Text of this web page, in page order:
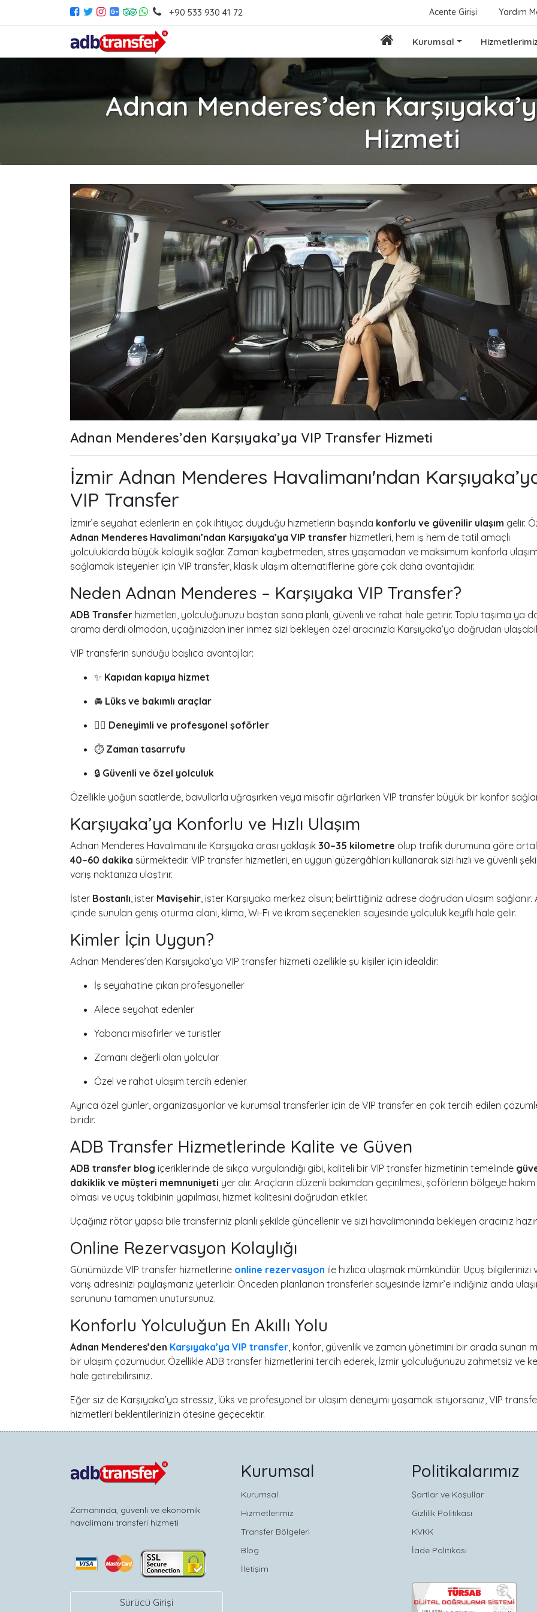
+90 533 930 41 72 Acente Girişi Yardım
Kurumsal
Adnan Menderes’den
Hizmeti
Adnan Menderes’den Karşıyaka’ya VIP Transfer Hizmeti
İzmir Adnan Menderes Havalimanı'ndan
VIP Transfer
İzmir’e seyahat edenlerin en çok ihtiyaç duyduğu hizmetlerin başında konforlu ve güvenilir ulaşım gelir.
Adnan Menderes Havalimanı’ndan Karşıyaka’ya VIP transfer hizmetleri, hem iş hem de tatil amaçlı
yolculuklarda büyük kolaylık sağlar. Zaman kaybetmeden, stres yaşamadan ve maksimum konforla ulaşım
sağlamak isteyenler için VIP transfer, klasik ulaşım alternatiflerine göre çok daha avantajlıdır.
Neden Adnan Menderes – Karşıyaka VIP Transfer?
ADB Transfer hizmetleri, yolculuğunuzu baştan sona planlı, güvenli ve rahat hale getirir. Toplu taşıma ya
arama derdi olmadan, uçağınızdan iner inmez sizi bekleyen özel aracınızla Karşıyaka’ya doğrudan
VIP transferin sunduğu başlıca avantajlar:
✨ Kapıdan kapıya hizmet
🚘 Lüks ve bakımlı araçlar
👨‍✈️ Deneyimli ve profesyonel şoförler
⏱ Zaman tasarrufu
🔒 Güvenli ve özel yolculuk
Özellikle yoğun saatlerde, bavullarla uğraşırken veya misafir ağırlarken VIP transfer büyük bir konfor
Karşıyaka’ya Konforlu ve Hızlı Ulaşım
Adnan Menderes Havalimanı ile Karşıyaka arası yaklaşık 30–35 kilometre olup trafik durumuna göre
40–60 dakika sürmektedir. VIP transfer hizmetleri, en uygun güzergâhları kullanarak sizi hızlı ve güvenli
varış noktanıza ulaştırır.
İster Bostanlı , ister Mavişehir , ister Karşıyaka merkez olsun; belirttiğiniz adrese doğrudan ulaşım sağlanır.
içinde sunulan geniş oturma alanı, klima, Wi-Fi ve ikram seçenekleri sayesinde yolculuk keyifli hale gelir.
Kimler İçin Uygun?
Adnan Menderes’den Karşıyaka’ya VIP transfer hizmeti özellikle şu kişiler için idealdir:
İş seyahatine çıkan profesyoneller
Ailece seyahat edenler
Yabancı misafirler ve turistler
Zamanı değerli olan yolcular
Özel ve rahat ulaşım tercih edenler
Ayrıca özel günler, organizasyonlar ve kurumsal transferler için de VIP transfer en çok tercih edilen
biridir.
ADB Transfer Hizmetlerinde Kalite ve Güven
ADB transfer blog içeriklerinde de sıkça vurgulandığı gibi, kaliteli bir VIP transfer hizmetinin temelinde
dakiklik ve müşteri memnuniyeti yer alır. Araçların düzenli bakımdan geçirilmesi, şoförlerin bölgeye hakim
olması ve uçuş takibinin yapılması, hizmet kalitesini doğrudan etkiler.
Uçağınız rötar yapsa bile transferiniz planlı şekilde güncellenir ve sizi havalimanında bekleyen aracınız
Online Rezervasyon Kolaylığı
Günümüzde VIP transfer hizmetlerine online rezervasyon ile hızlıca ulaşmak mümkündür. Uçuş bilgilerinizi
varış adresinizi paylaşmanız yeterlidir. Önceden planlanan transferler sayesinde İzmir’e indiğiniz anda
sorununu tamamen unutursunuz.
Konforlu Yolculuğun En Akıllı Yolu
Adnan Menderes’den Karşıyaka’ya VIP transfer , konfor, güvenlik ve zaman yönetimini bir arada sunan
bir ulaşım çözümüdür. Özellikle ADB transfer hizmetlerini tercih ederek, İzmir yolculuğunuzu zahmetsiz ve
hale getirebilirsiniz.
Eğer siz de Karşıyaka’ya stressiz, lüks ve profesyonel bir ulaşım deneyimi yaşamak istiyorsanız, VIP
hizmetleri beklentilerinizin ötesine geçecektir.
Zamanında, güvenli ve ekonomik
havalimanı transferi hizmeti
Sürücü Girişi
Kurumsal
Kurumsal
Hizmetlerimiz
Transfer Bölgeleri
Blog
İletişim
Politikalarımız
Şartlar ve Koşullar
Gizlilik Politikası
KVKK
İade Politikası